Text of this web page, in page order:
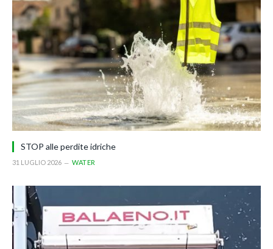
STOP alle perdite idriche
31 LUGLIO 2026 WATER